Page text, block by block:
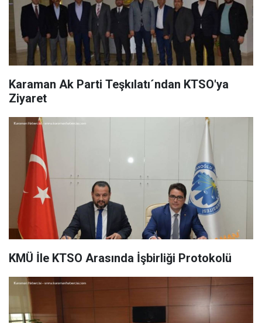
Karaman Ak Parti Teşkılatı´ndan KTSO'ya
Ziyaret
KMÜ İle KTSO Arasında İşbirliği Protokolü